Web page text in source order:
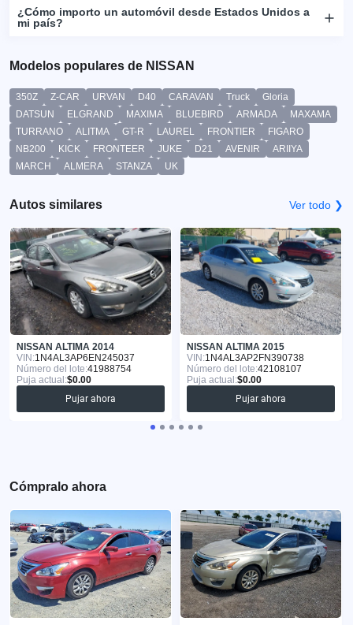
¿Cómo importo un automóvil desde Estados Unidos a
mi país?
Modelos populares de NISSAN
350Z Z-CAR URVAN D40 CARAVAN Truck
Gloria
DATSUN
ELGRAND MAXIMA BLUEBIRD ARMADA
MAXAMA
TURRANO
ALITMA GT-R LAUREL FRONTIER
FIGARO
NB200
KICK FRONTEER JUKE D21 AVENIR
ARIIYA
MARCH
ALMERA STANZA UK
Autos similares Ver todo ❯
NISSAN ALTIMA 2014
VIN:1N4AL3AP6EN245037
Número del lote:41988754
Puja actual:$0.00
Pujar ahora
NISSAN ALTIMA 2015
VIN:1N4AL3AP2FN390738
Número del lote:42108107
Puja actual:$0.00
Pujar ahora
Cómpralo ahora